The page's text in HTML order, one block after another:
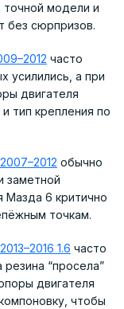
точной модели и
без сюрпризов.
часто
усилились, а при
двигателя
тип крепления по
обычно
заметной
Мазда 6 критично
точкам.
1.6 часто
“просела”
двигателя
чтобы